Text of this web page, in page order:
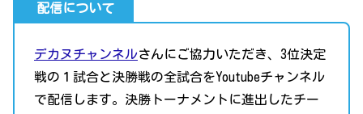
配信について
デカヌチャンネルさんにご協力いただき、3位決定
戦の１試合と決勝戦の全試合をYoutubeチャンネル
で配信します。決勝トーナメントに進出したチー